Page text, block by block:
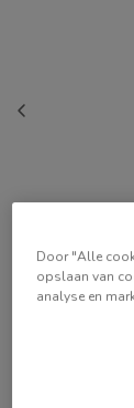
Door "Alle
opslaan van
analyse en